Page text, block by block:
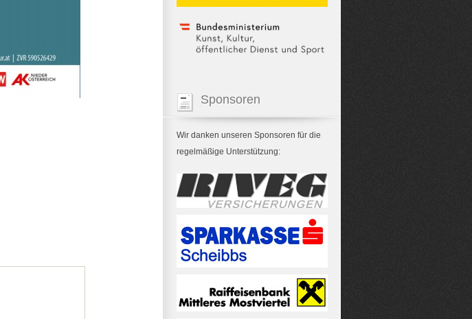
Sponsoren
Wir danken unseren Sponsoren für die
regelmäßige Unterstützung: